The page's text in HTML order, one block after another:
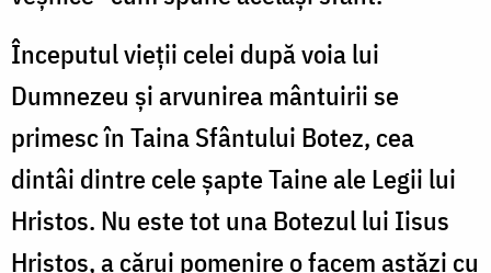
Începutul vieţii celei după voia lui
Dumnezeu şi arvunirea mântuirii se
primesc în Taina Sfântului Botez, cea
dintâi dintre cele şapte Taine ale Legii lui
Hristos. Nu este tot una Botezul lui Iisus
Hristos, a cărui pomenire o facem astăzi cu